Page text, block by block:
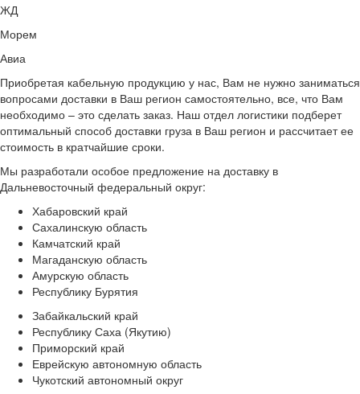
ЖД
Морем
Авиа
Приобретая кабельную продукцию у нас, Вам не нужно заниматься
вопросами доставки в Ваш регион самостоятельно, все, что Вам
необходимо – это сделать заказ. Наш отдел логистики подберет
оптимальный способ доставки груза в Ваш регион и рассчитает ее
стоимость в кратчайшие сроки.
Мы разработали особое предложение на доставку в
Дальневосточный федеральный округ:
Хабаровский край
Сахалинскую область
Камчатский край
Магаданскую область
Амурскую область
Республику Бурятия
Забайкальский край
Республику Саха (Якутию)
Приморский край
Еврейскую автономную область
Чукотский автономный округ